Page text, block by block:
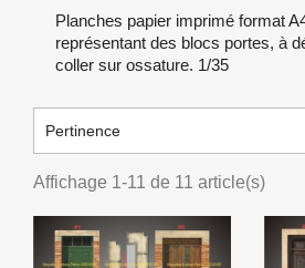
Planches papier imprimé format
représentant des blocs portes, à
coller sur ossature. 1/35
Pertinence
Affichage 1-11 de 11 article(s)